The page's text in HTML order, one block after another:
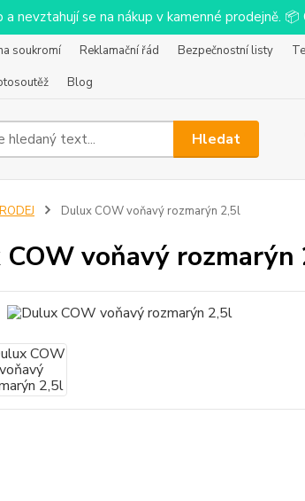
nevztahují se na nákup v kamenné prodejně.
soukromí Reklamační řád Bezpečnostní listy
Blog
Hledat
Dulux COW voňavý rozmarýn 2,5l
voňavý rozmarýn